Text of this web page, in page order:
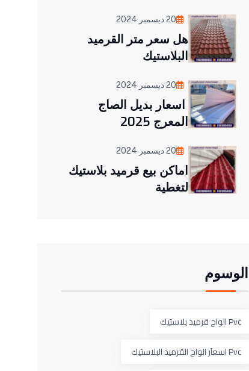
20 ديسمبر 2024
هل سعر متر القرميد
البلاستيك
20 ديسمبر 2024
اسعار بديل الصاج
المعرج 2025
20 ديسمبر 2024
اماكن بيع قرميد بلاستيك
لتغطية
الوسوم
Pvc الواح قرميد بلاستيك
Pvc اسعاَر الواح القرميد البلاستيك